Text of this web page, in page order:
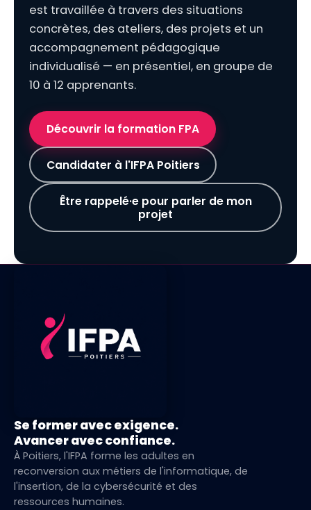
est travaillée à travers des situations
concrètes, des ateliers, des projets et un
accompagnement pédagogique
individualisé — en présentiel, en groupe de
10 à 12 apprenants.
Découvrir la formation FPA
Candidater à l'IFPA Poitiers
Être rappelé·e pour parler de mon
projet
Se former avec exigence.
Avancer avec confiance.
À Poitiers, l'IFPA forme les adultes en
reconversion aux métiers de l'informatique, de
l'insertion, de la cybersécurité et des
ressources humaines.